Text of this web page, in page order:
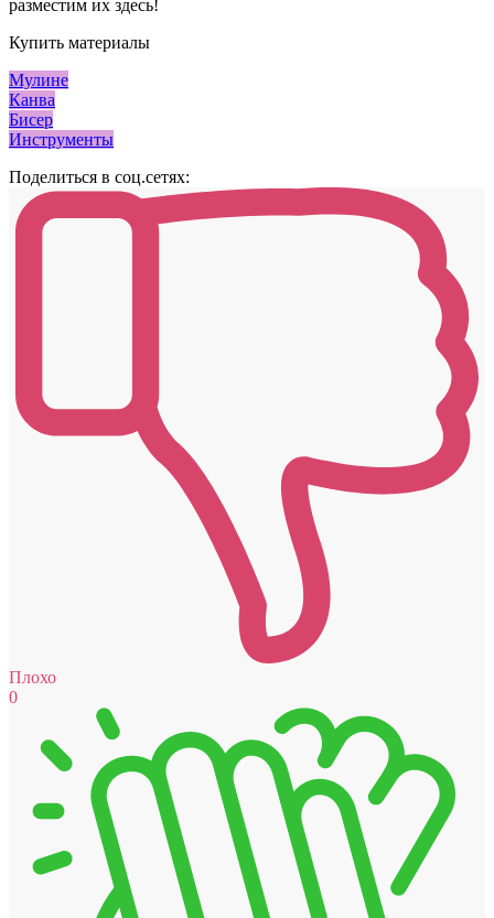
разместим их здесь!
Купить материалы
Мулине
Канва
Бисер
Инструменты
Поделиться в соц.сетях:
Плохо
0